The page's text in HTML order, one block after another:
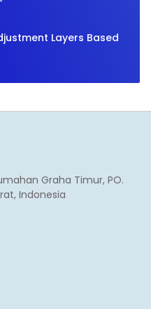
Layers Based
Graha Timur, PO.
Indonesia